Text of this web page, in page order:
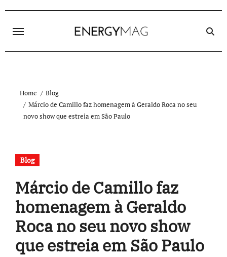
content
Home
Blog
Márcio de Camillo faz homenagem à Geraldo Roca no seu
novo show que estreia em São Paulo
Blog
Márcio de Camillo faz
homenagem à Geraldo
Roca no seu novo show
que estreia em São Paulo